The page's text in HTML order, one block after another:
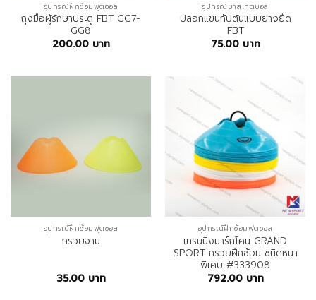
อุปกรณ์ฝึกซ้อมฟุตซอล
ถุงมือผู้รักษาประตู FBT GG7-
GG8
200.00 บาท
อุปกรณ์บาสเกตบอล
ปลอกแขนกัปตันแบบยางยืด
FBT
75.00 บาท
อุปกรณ์ฝึกซ้อมฟุตซอล
กรวยจาน
35.00 บาท
อุปกรณ์ฝึกซ้อมฟุตซอล
เทรนนิ่งมาร์กโคน GRAND
SPORT กรวยฝึกซ้อม ชนิดหนา
พิเศษ #333908
792.00 บาท